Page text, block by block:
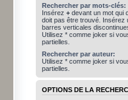
Rechercher par mots-clés:
Insérez + devant un mot qui
doit pas être trouvé. Insérez
barres verticales
Utilisez * comme joker si
partielles.
Rechercher par auteur:
Utilisez * comme joker si
partielles.
OPTIONS DE LA